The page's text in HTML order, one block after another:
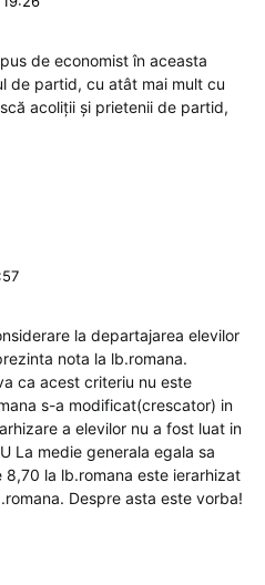
de economist în aceasta
de partid, cu atât mai mult cu
acoliții și prietenii de partid,
la departajarea elevilor
nota la lb.romana.
ca acest criteriu nu este
s-a modificat(crescator) in
a elevilor nu a fost luat in
La medie generala egala sa
la lb.romana este ierarhizat
Despre asta este vorba!